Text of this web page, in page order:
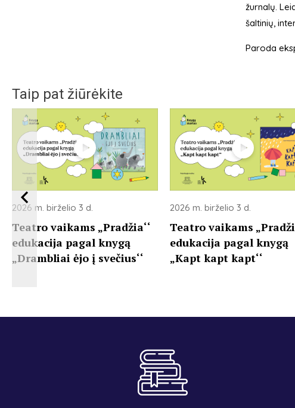
žurnalų.
šaltinių,
Paroda
Taip pat žiūrėkite
2026 m. birželio 3 d.
Teatro vaikams „Pradžia‘‘
edukacija pagal knygą
„Drambliai ėjo į svečius‘‘
2026 m. birželio 3 d.
Teatro vaikams
edukacija pagal knygą
„Kapt kapt kapt‘‘